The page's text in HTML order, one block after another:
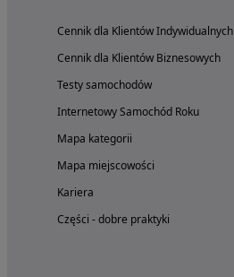
Cennik dla Klientów Indywidualnych
Cennik dla Klientów Biznesowych
Testy samochodów
Internetowy Samochód Roku
Mapa kategorii
Mapa miejscowości
Kariera
Części - dobre praktyki